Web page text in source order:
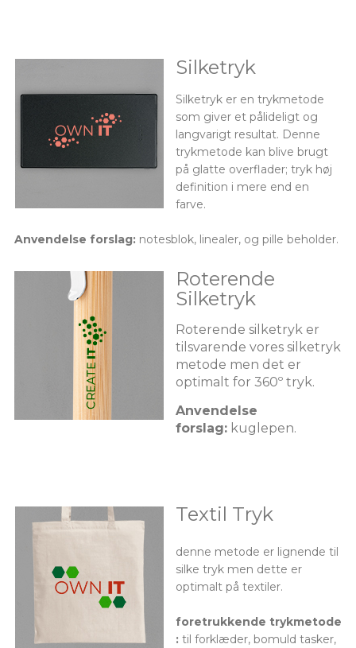
Silketryk
Silketryk er en trykmetode
som giver et pålideligt og
langvarigt resultat. Denne
trykmetode kan blive brugt
på glatte overflader; tryk høj
definition i mere end en
farve.
Anvendelse forslag:notesblok, linealer, og pille beholder.
Roterende
Silketryk
Roterende silketryk er
tilsvarende vores silketryk
metode men det er
optimalt for 360º tryk.
Anvendelse
forslag:kuglepen.
Textil Tryk
denne metode er lignende til
silke tryk men dette er
optimalt på textiler.
foretrukkende trykmetode
:til forklæder, bomuld tasker,